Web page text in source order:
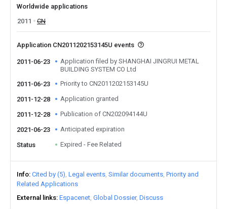
Worldwide applications
2011
CN
Application CN2011202153145U events
2011-06-23
Application filed by SHANGHAI JINGRUI METAL
BUILDING SYSTEM CO Ltd
2011-06-23
Priority to CN2011202153145U
2011-12-28 Application granted
2011-12-28 Publication of CN202094144U
2021-06-23 Anticipated expiration
Status Expired - Fee Related
Info Cited by (5) Legal events Similar documents Priority and
Related Applications
External links Espacenet Global Dossier Discuss